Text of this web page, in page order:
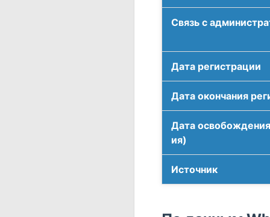
Связь с
Дата регистрации
Дата окончания
Дата
ия)
Источник